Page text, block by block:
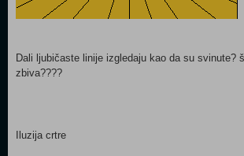
Dali ljubičaste linije izgledaju kao da su svinute?
zbiva????
Iluzija crtre